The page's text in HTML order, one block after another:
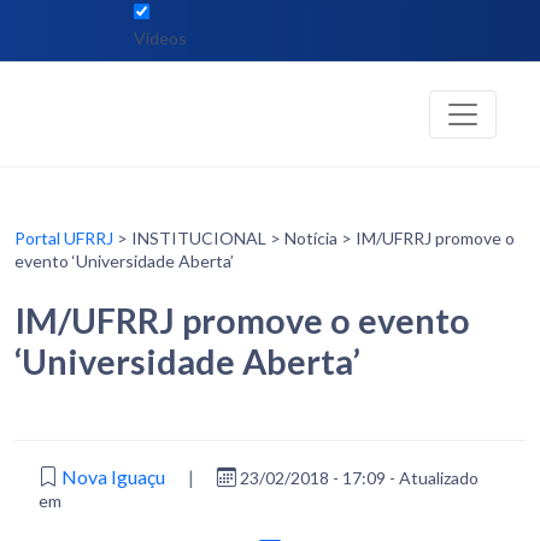
Vídeos
Portal UFRRJ > INSTITUCIONAL > Notícia > IM/UFRRJ promove o
evento ‘Universidade Aberta’
IM/UFRRJ promove o evento
‘Universidade Aberta’
Nova Iguaçu |
23/02/2018 - 17:09 - Atualizado
em